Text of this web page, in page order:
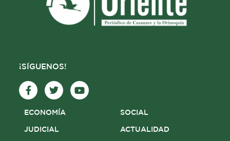
¡SÍGUENOS!
F
a
c
e
o
T
w
i
t
e
Y
o
u
ECONOMÍA
JUDICIAL
SOCIAL
ACTUALIDAD